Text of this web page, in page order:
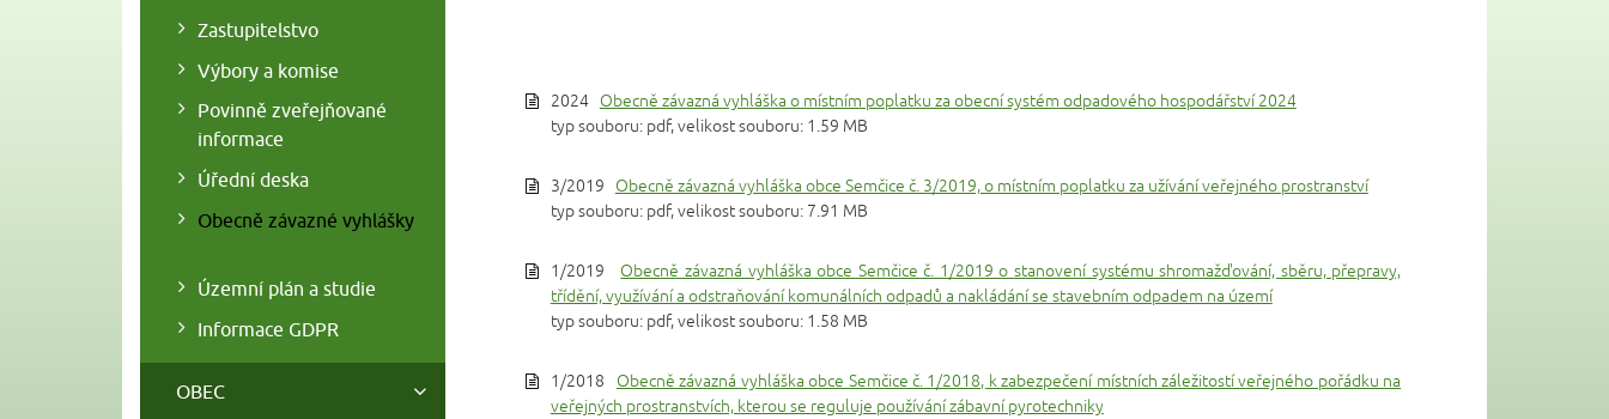
Zastupitelstvo
Výbory a komise
Povinně zveřejňované
informace
Úřední deska
Obecně závazné vyhlášky
Územní plán a studie
Informace GDPR
OBEC
2024 Obecně závazná vyhláška o místním poplatku za obecní systém odpadového hospodářství 2024
typ souboru: pdf, velikost souboru: 1.59 MB
3/2019 Obecně závazná vyhláška obce Semčice č. 3/2019, o místním poplatku za užívání veřejného prostranství
typ souboru: pdf, velikost souboru: 7.91 MB
1/2019 Obecně závazná vyhláška obce Semčice č. 1/2019 o stanovení systému shromažďování, sběru, přepravy,
třídění, využívání a odstraňování komunálních odpadů a nakládání se stavebním odpadem na území
typ souboru: pdf, velikost souboru: 1.58 MB
1/2018 Obecně závazná vyhláška obce Semčice č. 1/2018, k zabezpečení místních záležitostí veřejného pořádku na
veřejných prostranstvích, kterou se reguluje používání zábavní pyrotechniky